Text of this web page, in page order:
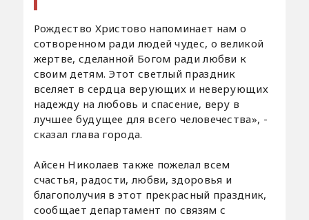
Рождество Христово напоминает нам о
сотворенном ради людей чудес, о великой
жертве, сделанной Богом ради любви к
своим детям. Этот светлый праздник
вселяет в сердца верующих и неверующих
надежду на любовь и спасение, веру в
лучшее будущее для всего человечества», -
сказал глава города.
Айсен Николаев также пожелал всем
счастья, радости, любви, здоровья и
благополучия в этот прекрасный праздник,
сообщает департамент по связям с